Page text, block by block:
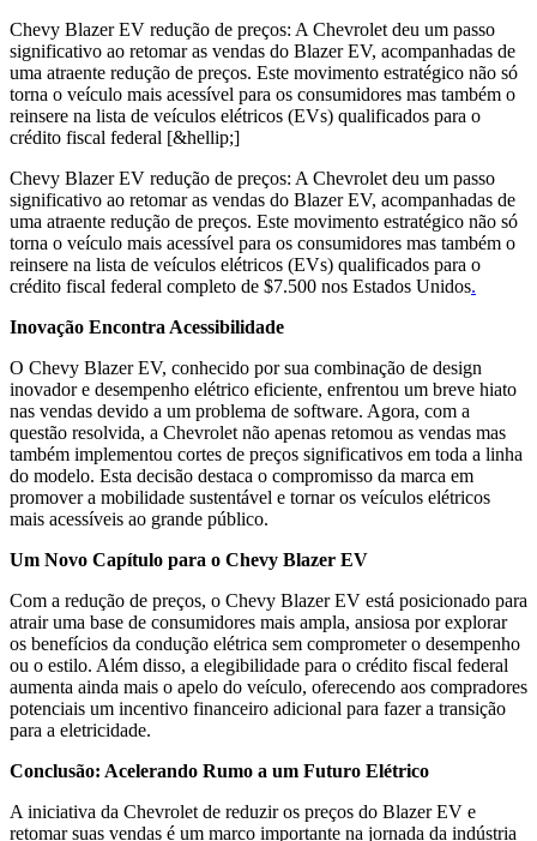
Chevy Blazer EV redução de preços: A Chevrolet deu um passo
significativo ao retomar as vendas do Blazer EV, acompanhadas de
uma atraente redução de preços. Este movimento estratégico não só
torna o veículo mais acessível para os consumidores mas também o
reinsere na lista de veículos elétricos (EVs) qualificados para o
crédito fiscal federal [&hellip;]
Chevy Blazer EV redução de preços: A Chevrolet deu um passo
significativo ao retomar as vendas do Blazer EV, acompanhadas de
uma atraente redução de preços. Este movimento estratégico não só
torna o veículo mais acessível para os consumidores mas também o
reinsere na lista de veículos elétricos (EVs) qualificados para o
crédito fiscal federal completo de $7.500 nos Estados Unidos.
Inovação Encontra Acessibilidade
O Chevy Blazer EV, conhecido por sua combinação de design
inovador e desempenho elétrico eficiente, enfrentou um breve hiato
nas vendas devido a um problema de software. Agora, com a
questão resolvida, a Chevrolet não apenas retomou as vendas mas
também implementou cortes de preços significativos em toda a linha
do modelo. Esta decisão destaca o compromisso da marca em
promover a mobilidade sustentável e tornar os veículos elétricos
mais acessíveis ao grande público.
Um Novo Capítulo para o Chevy Blazer EV
Com a redução de preços, o Chevy Blazer EV está posicionado para
atrair uma base de consumidores mais ampla, ansiosa por explorar
os benefícios da condução elétrica sem comprometer o desempenho
ou o estilo. Além disso, a elegibilidade para o crédito fiscal federal
aumenta ainda mais o apelo do veículo, oferecendo aos compradores
potenciais um incentivo financeiro adicional para fazer a transição
para a eletricidade.
Conclusão: Acelerando Rumo a um Futuro Elétrico
A iniciativa da Chevrolet de reduzir os preços do Blazer EV e
retomar suas vendas é um marco importante na jornada da indústria